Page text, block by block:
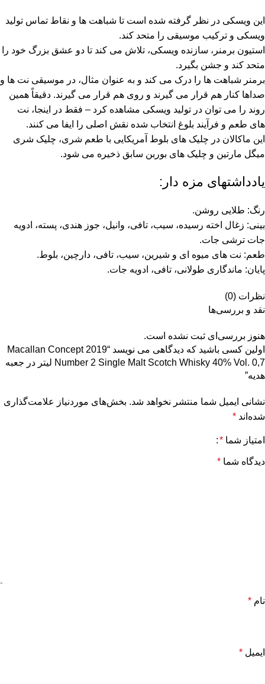
این ویسکی در نظر گرفته شده است تا شباهت ها و نقاط تماس تولید
ویسکی و ترکیب موسیقی را متحد کند.
استیون برمنر، سازنده ویسکی، تلاش می کند تا دو عشق بزرگ خود را
متحد کند و جشن بگیرد.
برمنر شباهت ها را درک می کند و به عنوان مثال، در موسیقی نت ها و
صداها کنار هم قرار می گیرند و روی هم قرار می گیرند. دقیقاً همین
روند را می توان در تولید ویسکی مشاهده کرد – فقط در اینجا، نت
های طعم و فرآیند بلوغ انتخاب شده نقش اصلی را ایفا می کنند.
این ماکالان در چلیک های بلوط آمریکایی با طعم شری، چلیک شری
میگل مارتین و چلیک های بوربن سابق ذخیره می شود.
یادداشتهای مزه دار:
رنگ: طلایی روشن.
بینی: زغال اخته رسیده، سیب، تافی، وانیل، جوز هندی، پسته، ادویه
جات ترشی جات.
طعم: نت های میوه ای و شیرین، سیب، تافی، دارچین، بلوط.
پایان: ماندگاری طولانی، تافی، ادویه جات.
نظرات (0)
نقد و بررسی‌ها
هنوز بررسی‌ای ثبت نشده است.
اولین کسی باشید که دیدگاهی می نویسد “2019 Macallan Concept
Number 2 Single Malt Scotch Whisky 40% Vol. 0,7 لیتر در جعبه
هدیه”
نشانی ایمیل شما منتشر نخواهد شد. بخش‌های موردنیاز علامت‌گذاری
شده‌اند *
امتیاز شما *
دیدگاه شما *
نام *
ایمیل *